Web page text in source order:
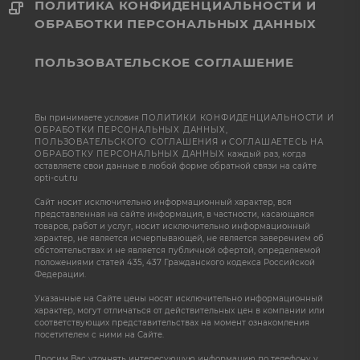
ПОЛИТИКА КОНФИДЕНЦИАЛЬНОСТИ И
ОБРАБОТКИ ПЕРСОНАЛЬНЫХ ДАННЫХ
ПОЛЬЗОВАТЕЛЬСКОЕ СОГЛАШЕНИЕ
Вы принимаете условия ПОЛИТИКИ КОНФИДЕНЦИАЛЬНОСТИ И
ОБРАБОТКИ ПЕРСОНАЛЬНЫХ ДАННЫХ,
ПОЛЬЗОВАТЕЛЬСКОГО СОГЛАШЕНИЯ и СОГЛАШАЕТЕСЬ НА
ОБРАБОТКУ ПЕРСОНАЛЬНЫХ ДАННЫХ каждый раз, когда
оставляете свои данные в любой форме обратной связи на сайте
opti-cut.ru
Сайт носит исключительно информационный характер, вся
представленная на сайте информация, в частности, касающаяся
товаров, работ и услуг, носит исключительно информационный
характер, не является исчерпывающей, не является заверением об
обстоятельствах и не является публичной офертой, определяемой
положениями статей 435, 437 Гражданского кодекса Российской
Федерации.
Указанные на Сайте цены носят исключительно информационный
характер, могут отличаться от действительных цен в компании или
соответствующих представительствах на момент ознакомления
посетителем с ними на Сайте.